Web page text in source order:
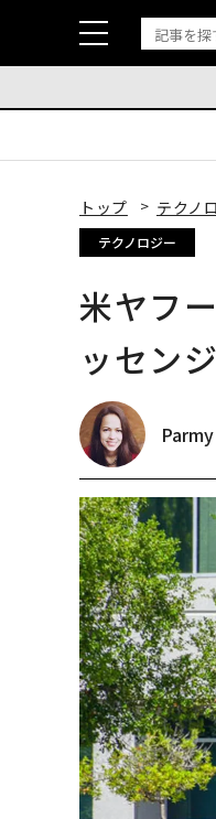
トップ テクノ
テクノロジー
米ヤフ
ッセン